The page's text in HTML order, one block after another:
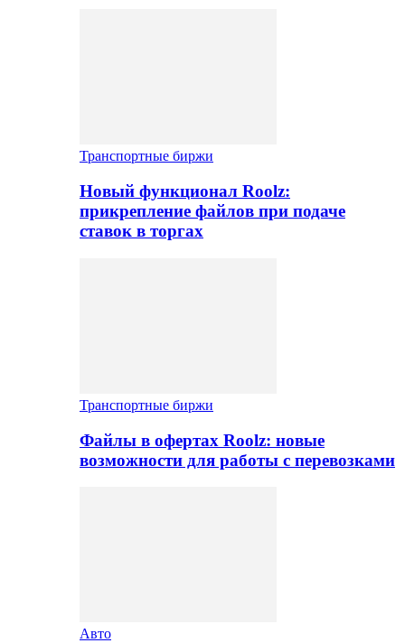
Транспортные биржи
Новый функционал Roolz:
прикрепление файлов при подаче
ставок в торгах
Транспортные биржи
Файлы в офертах Roolz: новые
возможности для работы с перевозками
Авто